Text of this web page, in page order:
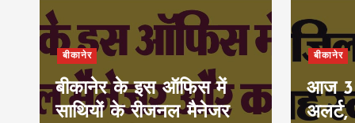
बीकानेर
बीकानेर के इस ऑफिस में
साथियों के रीजनल मैनेजर
बीकानेर
आज